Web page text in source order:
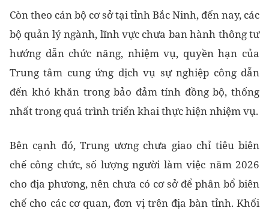
Còn theo cán bộ cơ sở tại tỉnh Bắc Ninh, đến nay, các
bộ quản lý ngành, lĩnh vực chưa ban hành thông tư
hướng dẫn chức năng, nhiệm vụ, quyền hạn của
Trung tâm cung ứng dịch vụ sự nghiệp công dẫn
đến khó khăn trong bảo đảm tính đồng bộ, thống
nhất trong quá trình triển khai thực hiện nhiệm vụ.
Bên cạnh đó, Trung ương chưa giao chỉ tiêu biên
chế công chức, số lượng người làm việc năm 2026
cho địa phương, nên chưa có cơ sở để phân bổ biên
chế cho các cơ quan, đơn vị trên địa bàn tỉnh. Khối